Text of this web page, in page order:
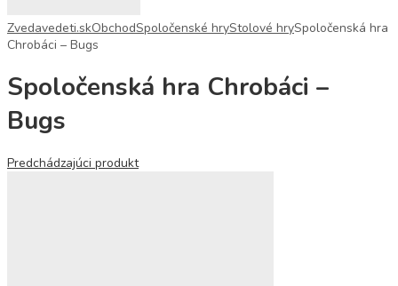
Zvedavedeti.skObchodSpoločenské hryStolové hrySpoločenská hra
Chrobáci – Bugs
Spoločenská hra Chrobáci –
Bugs
Predchádzajúci produkt